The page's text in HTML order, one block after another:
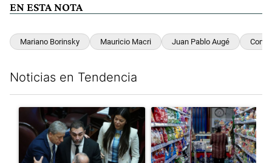
EN ESTA NOTA
Mariano Borinsky Mauricio Macri Juan Pablo Augé
Noticias en Tendencia
Un artículo de tendencia con el título "Encuesta, mientras el
Un artículo de tendencia con